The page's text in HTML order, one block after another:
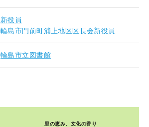
新役員
輪島市門前町浦上地区区長会新役員
輪島市立図書館
里の恵み、文化の香り